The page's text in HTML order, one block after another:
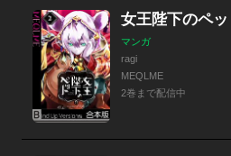
女王陛下のペッ
マンガ
ragi
MEQLME
2巻まで配信中